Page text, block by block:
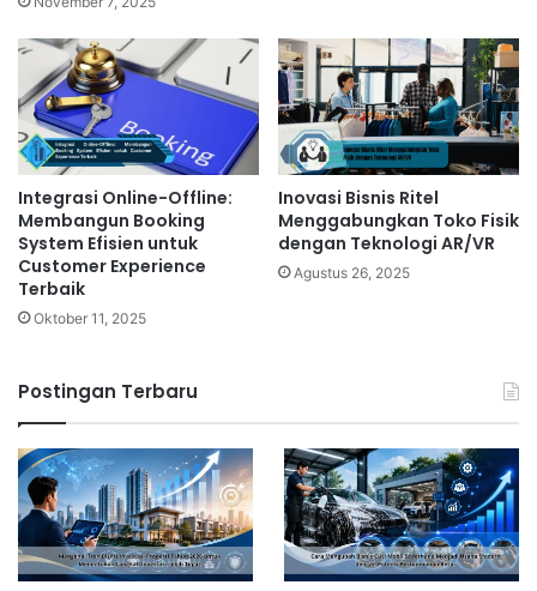
Integrasi Online-Offline:
Membangun Booking
System Efisien untuk
Customer Experience
Terbaik
Oktober 11, 2025
Inovasi Bisnis Ritel
Menggabungkan Toko Fisik
dengan Teknologi AR/VR
Agustus 26, 2025
Postingan Terbaru